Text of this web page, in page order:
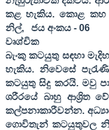
කළ හැකිය. කොළ කහ
නිල්, ජය අංකය - 06
වෘශ්චික
බැංකු කටයුතු සඳහා
හැකිය. නිවෙසේ
කටයුතු සිදු කරයි. මවු
ශරීරයේ බාහු ආශ්‍රිත
කල්පනාකාරීවන්න.
ගොවිතැන් කටයුතුවල